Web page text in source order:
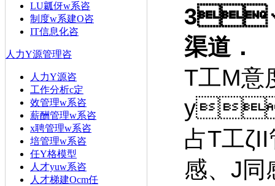
LU瓤伢w系咨
制度w系建O咨
IT信息化咨
人力Y源管理咨
人力Y源咨
工作分析c定
效管理w系咨
薪酬管理w系咨
x聘管理w系咨
培管理w系咨
任Y格模型
人才yuw系咨
人才梯建Ocm任
3、
渠道．
T工M意
y
占T工ζII
感